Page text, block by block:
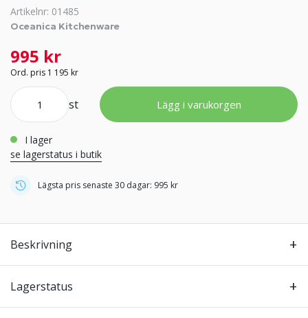
Artikelnr: 01485
Oceanica Kitchenware
995 kr
Ord. pris 1 195 kr
st Lägg i varukorgen
i lager
se lagerstatus i butik
Lägsta pris senaste 30 dagar: 995 kr
Beskrivning
Lagerstatus